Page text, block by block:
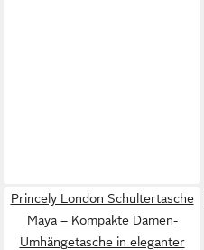
Princely London Schultertasche
Maya – Kompakte Damen-
Umhängetasche in eleganter